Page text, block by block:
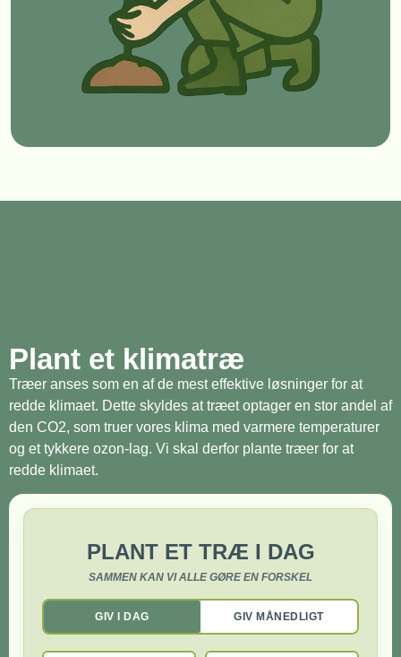
Plant et klimatræ
Træer anses som en af de mest effektive løsninger for at
redde klimaet. Dette skyldes at træet optager en stor andel af
den CO2, som truer vores klima med varmere temperaturer
og et tykkere ozon-lag. Vi skal derfor plante træer for at
redde klimaet.
PLANT ET TRÆ I DAG
SAMMEN KAN VI ALLE GØRE EN FORSKEL
GIV I DAG GIV MÅNEDLIGT